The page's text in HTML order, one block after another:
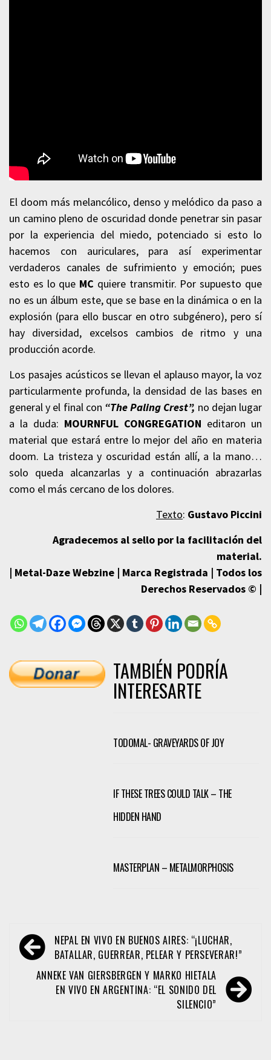
El doom más melancólico, denso y melódico da paso a
un camino pleno de oscuridad donde penetrar sin pasar
por la experiencia del miedo, potenciado si esto lo
hacemos con auriculares, para así experimentar
verdaderos canales de sufrimiento y emoción; pues
esto es lo que MC quiere transmitir. Por supuesto que
no es un álbum este, que se base en la dinámica o en la
explosión (para ello buscar en otro subgénero), pero sí
hay diversidad, excelsos cambios de ritmo y una
producción acorde.
Los pasajes acústicos se llevan el aplauso mayor, la voz
particularmente profunda, la densidad de las bases en
general y el final con “The Paling Crest”, no dejan lugar
a la duda: MOURNFUL CONGREGATION editaron un
material que estará entre lo mejor del año en materia
doom. La tristeza y oscuridad están allí, a la mano…
solo queda alcanzarlas y a continuación abrazarlas
como el más cercano de los dolores.
Texto: Gustavo Piccini
Agradecemos al sello por la facilitación del
material.
| Metal-Daze Webzine | Marca Registrada | Todos los
Derechos Reservados © |
TAMBIÉN PODRÍA
INTERESARTE
TODOMAL- GRAVEYARDS OF JOY
IF THESE TREES COULD TALK – THE
HIDDEN HAND
MASTERPLAN – METALMORPHOSIS
Navegación
de
entradas
NEPAL EN VIVO EN BUENOS AIRES: “¡LUCHAR,
BATALLAR, GUERREAR, PELEAR Y PERSEVERAR!”
ANNEKE VAN GIERSBERGEN Y MARKO HIETALA
EN VIVO EN ARGENTINA: “EL SONIDO DEL
SILENCIO”